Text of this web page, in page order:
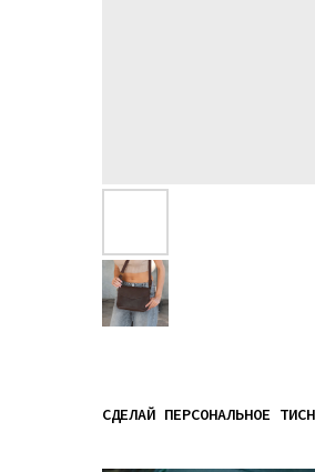
СДЕЛАЙ ПЕРСОНАЛЬНОЕ